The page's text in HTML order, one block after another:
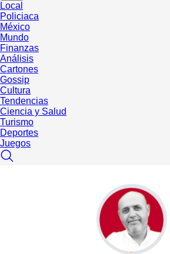
Local
Policiaca
México
Mundo
Finanzas
Análisis
Cartones
Gossip
Cultura
Tendencias
Ciencia y Salud
Turismo
Deportes
Juegos